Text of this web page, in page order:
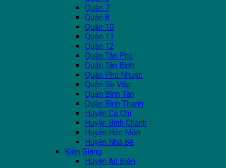
Quận 7
Quận 8
Quận 10
Quận 11
Quận 12
Quận Tân Phú
Quận Tân Bình
Quận Phú Nhuận
Quận Gò Vấp
Quận Bình Tân
Quận Bình Thạnh
Huyện Củ Chi
Huyện Bình Chánh
Huyện Hóc Môn
Huyện Nhà Bè
Kiên Giang
Huyện An Biên